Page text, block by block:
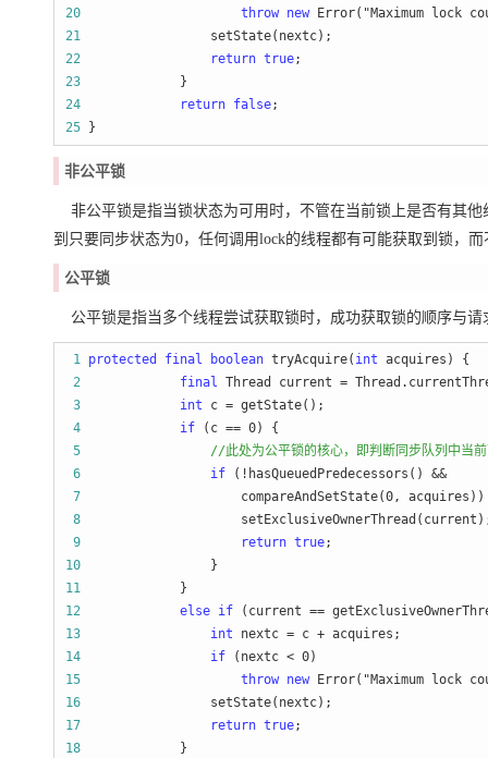
20
throw new Error("Maximum lock
21
22
return true
23
24
return false
25 }
非公平锁
非公平锁是指当锁状态为可用时，不管在当前锁上是否有其
到只要同步状态为0，任何调用lock的线程都有可能获取到锁，
公平锁
公平锁是指当多个线程尝试获取锁时，成功获取锁的顺序与请
1 protected final boolean tryAcquire( int
2
final Thread current =
3
int c =
4
if (c == 0
5
//此处为公平锁的核心，即判断同步队列中当
6
if
7
                     compareAndSetState(0
8
9
return true
10
11
12
else if (current ==
13
int nextc = c +
14
if (nextc < 0
15
throw new Error("Maximum lock
16
17
return true
18